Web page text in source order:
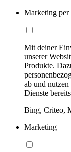
Marketing per
Mit deiner
unserer
Produkte.
ab und
Dienste
Bing, Criteo,
Marketing